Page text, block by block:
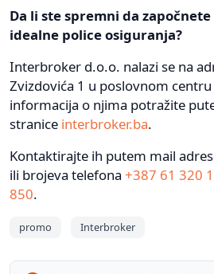
Da li ste spremni da
idealne police osiguranja?
Interbroker d.o.o. nalazi se na
Zvizdovića 1 u poslovnom
informacija o njima potražite
stranice interbroker.ba.
Kontaktirajte ih putem mail
ili brojeva telefona +387 61 320
850.
promo Interbroker